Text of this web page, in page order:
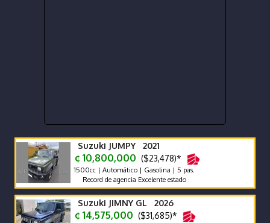
Suzuki JUMPY 2021
¢ 10,800,000 ($23,478)*
1500cc | Automático | Gasolina | 5 pas.
Record de agencia Excelente estado
Suzuki JIMNY GL 2026
¢ 14,575,000 ($31,685)*